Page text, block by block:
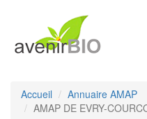
Accueil
Annuaire AMAP
AMAP DE EVRY-